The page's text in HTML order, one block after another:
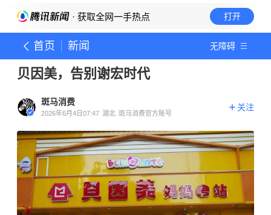
· 获取全网一手热点 打开
首页 新闻 无障碍
贝因美，告别谢宏时代
斑马消费
2026年6月4日07:47 湖北 斑马消费官方账号
关注